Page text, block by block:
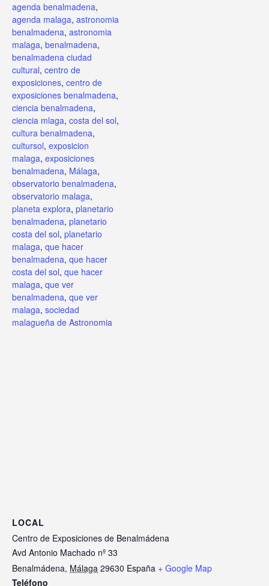
agenda benalmadena,
agenda malaga, astronomia
benalmadena, astronomia
malaga, benalmadena,
benalmadena ciudad
cultural, centro de
exposiciones, centro de
exposiciones benalmadena,
ciencia benalmadena,
ciencia mlaga, costa del sol,
cultura benalmadena,
cultursol, exposicion
malaga, exposiciones
benalmadena, Málaga,
observatorio benalmadena,
observatorio malaga,
planeta explora, planetario
benalmadena, planetario
costa del sol, planetario
malaga, que hacer
benalmadena, que hacer
costa del sol, que hacer
malaga, que ver
benalmadena, que ver
malaga, sociedad
malagueña de Astronomia
LOCAL
Centro de Exposiciones de Benalmádena
Avd Antonio Machado nº 33
Benalmádena, Málaga 29630 España + Google Map
Teléfono